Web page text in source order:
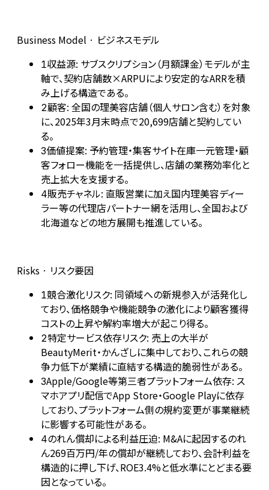
Business Model · ビジネスモデル
1収益源: サブスクリプション（月額課金）モデルが主
軸で、契約店舗数×ARPUにより安定的なARRを積
み上げる構造である。
2顧客: 全国の理美容店舗（個人サロン含む）を対象
に、2025年3月末時点で20,699店舗と契約してい
る。
3価値提案: 予約管理・集客サイト在庫一元管理・顧
客フォロー機能を一括提供し、店舗の業務効率化と
売上拡大を支援する。
4販売チャネル: 直販営業に加え国内理美容ディー
ラー等の代理店パートナー網を活用し、全国および
北海道などの地方展開も推進している。
Risks · リスク要因
1競合激化リスク: 同領域への新規参入が活発化し
ており、価格競争や機能競争の激化により顧客獲得
コストの上昇や解約率増大が起こり得る。
2特定サービス依存リスク: 売上の大半が
BeautyMerit・かんざしに集中しており、これらの競
争力低下が業績に直結する構造的脆弱性がある。
3Apple/Google等第三者プラットフォーム依存: ス
マホアプリ配信でApp Store・Google Playに依存
しており、プラットフォーム側の規約変更が事業継続
に影響する可能性がある。
4のれん償却による利益圧迫: M&Aに起因するのれ
ん269百万円/年の償却が継続しており、会計利益を
構造的に押し下げ、ROE3.4%と低水準にとどまる要
因となっている。